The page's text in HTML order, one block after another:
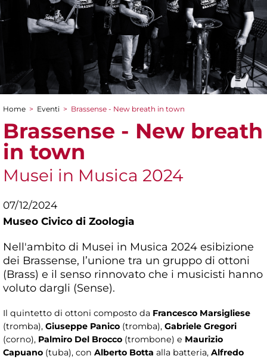
Tu sei qui
Home > Eventi > Brassense - New breath in town
Brassense - New breath
in town
Musei in Musica 2024
07/12/2024
Museo Civico di Zoologia
Nell'ambito di Musei in Musica 2024 esibizione
dei Brassense, l’unione tra un gruppo di ottoni
(Brass) e il senso rinnovato che i musicisti hanno
voluto dargli (Sense).
Il quintetto di ottoni composto da Francesco Marsigliese
(tromba), Giuseppe Panico (tromba), Gabriele Gregori
(corno), Palmiro Del Brocco (trombone) e Maurizio
Capuano (tuba), con Alberto Botta alla batteria, Alfredo